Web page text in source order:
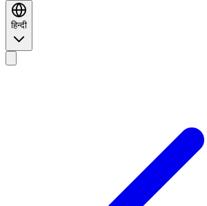
हिन्दी